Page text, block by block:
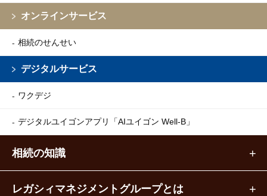
オンラインサービス
相続のせんせい
デジタルサービス
ワクデジ
デジタルユイゴンアプリ 「AIユイゴン Well-B」
相続の知識
レガシィマネジメントグループとは